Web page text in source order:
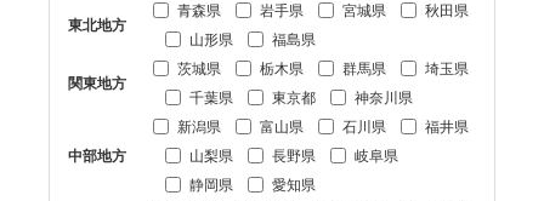
東北地方
青森県 岩手県 宮城県
秋田県
山形県
福島県
関東地方
茨城県 栃木県 群馬県
埼玉県
千葉県
東京都 神奈川県
中部地方
新潟県 富山県 石川県
福井県
山梨県
長野県
岐阜県
静岡県
愛知県